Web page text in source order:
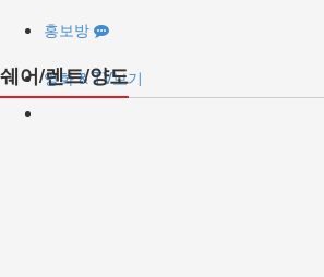
홍보방
영화 & TV보기
쉐어/렌트/양도